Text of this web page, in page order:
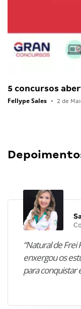
5 concursos
Fellype Sales • 2 de
“Natural de Frei
enxergou os
para conquistar